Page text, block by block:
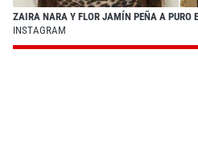
ZAIRA NARA Y FLOR JAMÍN PEÑA A PURO
INSTAGRAM